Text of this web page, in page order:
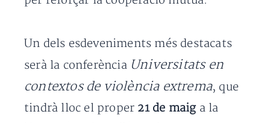
Un dels esdeveniments més destacats
serà la conferència Universitats en
contextos de violència extrema, que
tindrà lloc el proper 21 de maig a la